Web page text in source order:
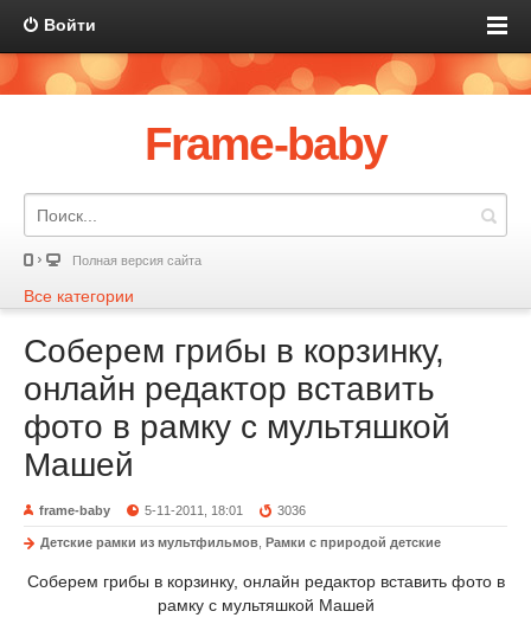
Войти
Frame-baby
Полная версия сайта
Все категории
Соберем грибы в корзинку,
онлайн редактор вставить
фото в рамку с мультяшкой
Машей
frame-baby 5-11-2011, 18:01 3036
Детские рамки из мультфильмов Рамки с природой детские
Соберем грибы в корзинку, онлайн редактор вставить фото в
рамку с мультяшкой Машей